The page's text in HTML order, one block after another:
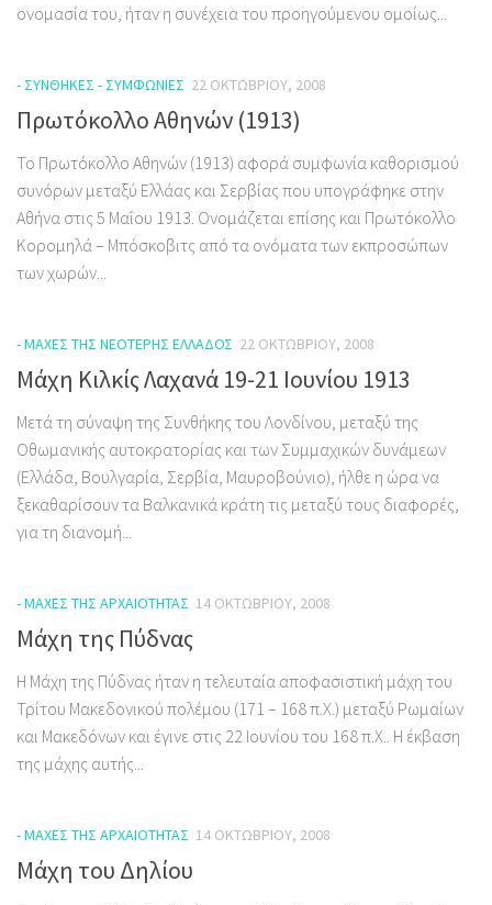
ονομασία του, ήταν η συνέχεια του προηγούμενου ομοίως...
- ΣΥΝΘΉΚΕΣ - ΣΥΜΦΩΝΊΕΣ 22 ΟΚΤΩΒΡΊΟΥ, 2008
Πρωτόκολλο Αθηνών (1913)
Το Πρωτόκολλο Αθηνών (1913) αφορά συμφωνία καθορισμού
συνόρων μεταξύ Ελλάας και Σερβίας που υπογράφηκε στην
Αθήνα στις 5 Μαΐου 1913. Ονομάζεται επίσης και Πρωτόκολλο
Κορομηλά – Μπόσκοβιτς από τα ονόματα των εκπροσώπων
των χωρών...
- ΜΆΧΕΣ ΤΗΣ ΝΕΌΤΕΡΗΣ ΕΛΛΆΔΟΣ 22 ΟΚΤΩΒΡΊΟΥ, 2008
Μάχη Κιλκίς Λαχανά 19-21 Ιουνίου 1913
Μετά τη σύναψη της Συνθήκης του Λονδίνου, μεταξύ της
Οθωμανικής αυτοκρατορίας και των Συμμαχικών δυνάμεων
(Ελλάδα, Βουλγαρία, Σερβία, Μαυροβούνιο), ήλθε η ώρα να
ξεκαθαρίσουν τα Βαλκανικά κράτη τις μεταξύ τους διαφορές,
για τη διανομή...
- ΜΆΧΕΣ ΤΗΣ ΑΡΧΑΙΌΤΗΤΑΣ 14 ΟΚΤΩΒΡΊΟΥ, 2008
Μάχη της Πύδνας
Η Μάχη της Πύδνας ήταν η τελευταία αποφασιστική μάχη του
Τρίτου Μακεδονικού πολέμου (171 – 168 π.Χ.) μεταξύ Ρωμαίων
και Μακεδόνων και έγινε στις 22 Ιουνίου του 168 π.Χ.. Η έκβαση
της μάχης αυτής...
- ΜΆΧΕΣ ΤΗΣ ΑΡΧΑΙΌΤΗΤΑΣ 14 ΟΚΤΩΒΡΊΟΥ, 2008
Μάχη του Δηλίου